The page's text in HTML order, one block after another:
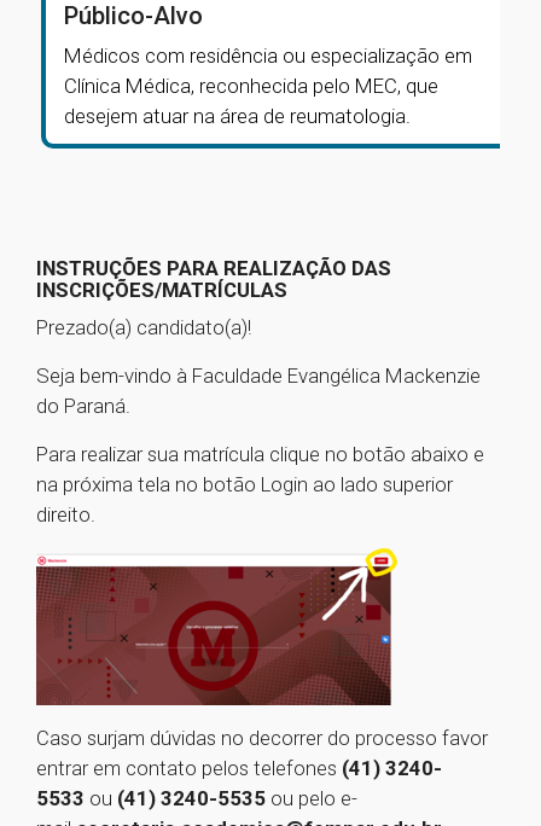
Público-Alvo
Médicos com residência ou especialização em
Clínica Médica, reconhecida pelo MEC, que
desejem atuar na área de reumatologia.
INSTRUÇÕES PARA REALIZAÇÃO DAS
INSCRIÇÕES/MATRÍCULAS
Prezado(a) candidato(a)!
Seja bem-vindo à Faculdade Evangélica Mackenzie
do Paraná.
Para realizar sua matrícula clique no botão abaixo e
na próxima tela no botão Login ao lado superior
direito.
Caso surjam dúvidas no decorrer do processo favor
entrar em contato pelos telefones (41) 3240-
5533 ou (41) 3240-5535 ou pelo e-